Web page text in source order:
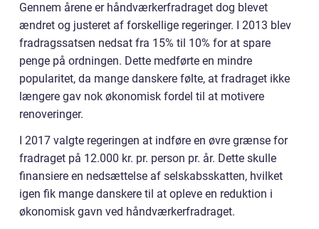
Gennem årene er håndværkerfradraget dog blevet
ændret og justeret af forskellige regeringer. I 2013 blev
fradragssatsen nedsat fra 15% til 10% for at spare
penge på ordningen. Dette medførte en mindre
popularitet, da mange danskere følte, at fradraget ikke
længere gav nok økonomisk fordel til at motivere
renoveringer.
I 2017 valgte regeringen at indføre en øvre grænse for
fradraget på 12.000 kr. pr. person pr. år. Dette skulle
finansiere en nedsættelse af selskabsskatten, hvilket
igen fik mange danskere til at opleve en reduktion i
økonomisk gavn ved håndværkerfradraget.